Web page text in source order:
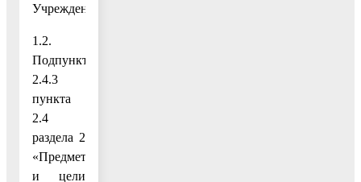
Учреждения»;
1.2.
Подпункт
2.4.3
пункта
2.4
раздела 2
«Предмет
и цели